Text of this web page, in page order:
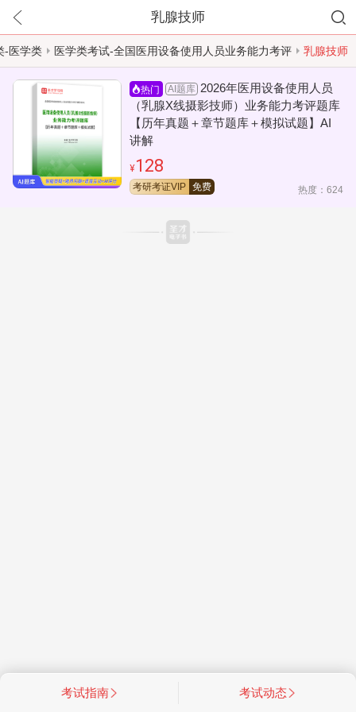
乳腺技师
-医学类 医学类考试-全国医用设备使用人员业务能力考评 乳腺技师
热门 AI题库 2026年医用设备使用人员
（乳腺X线摄影技师）业务能力考评题库
【历年真题＋章节题库＋模拟试题】AI
讲解
¥128
考研考证VIP 免费 热度：624
考试指南 考试动态